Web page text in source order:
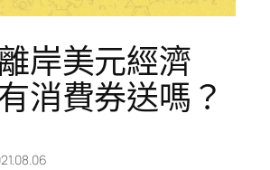
岸美元經濟
消費券送嗎？